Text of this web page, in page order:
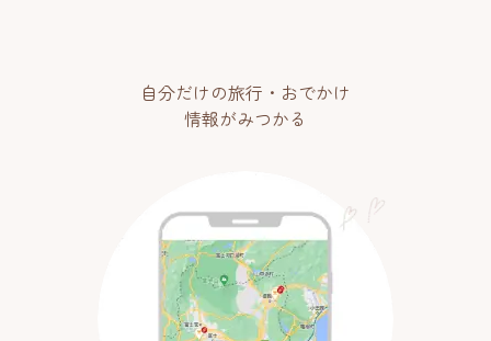
自分だけの旅行・おでかけ
情報がみつかる